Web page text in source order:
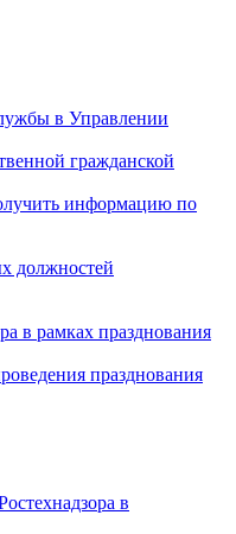
в Управлении
гражданской
информацию по
должностей
в рамках празднования
празднования
в